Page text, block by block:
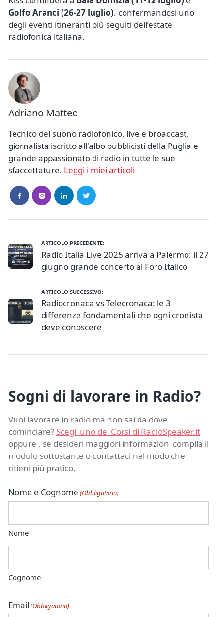
Golfo Aranci (26-27 luglio), confermandosi uno
degli eventi itineranti più seguiti dell’estate
radiofonica italiana.
Adriano Matteo
Tecnico del suono radiofonico, live e broadcast,
giornalista iscritto all'albo pubblicisti della Puglia e
grande appassionato di radio in tutte le sue
sfaccettature. Leggi i miei articoli
ARTICOLO PRECEDENTE:
Radio Italia Live 2025 arriva a Palermo: il 27
giugno grande concerto al Foro Italico
ARTICOLO SUCCESSIVO:
Radiocronaca vs Telecronaca: le 3
differenze fondamentali che ogni cronista
deve conoscere
Sogni di lavorare in Radio?
Vuoi lavorare in radio ma non sai da dove
cominciare? Scegli uno dei Corsi di RadioSpeaker.it
oppure , se desideri maggiori informazioni compila il
modulo sottostante o contattaci nel modo che
ritieni più pratico.
Nome e Cognome (Obbligatorio)
Nome
Cognome
Email (Obbligatorio)